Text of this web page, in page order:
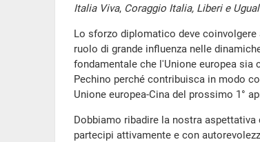
Italia Viva, Coraggio Italia, Liberi e
Lo sforzo diplomatico deve
ruolo di grande influenza nelle
fondamentale che l'Unione europea
Pechino perché contribuisca in modo
Unione europea-Cina del prossimo 1°
Dobbiamo ribadire la nostra
partecipi attivamente e con